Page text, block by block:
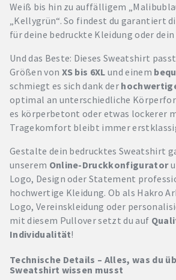
Weiß bis hin zu auffälligem
„Kellygrün“. So findest du garantiert
für deine bedruckte Kleidung oder
Und das Beste: Dieses Sweatshirt
Größen von XS bis 6XL und einem
schmiegt es sich dank der
optimal an unterschiedliche
es körperbetont oder etwas lockerer
Tragekomfort bleibt immer
Gestalte dein bedrucktes Sweatshirt
unserem Online-Druckkonfigurator
Logo, Design oder Statement
hochwertige Kleidung. Ob als Hakro
Logo, Vereinskleidung oder
mit diesem Pullover setzt du auf
Individualität!
Technische Details – Alles, was du
Sweatshirt wissen musst